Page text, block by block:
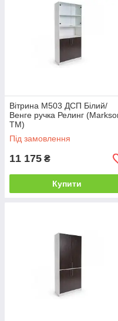
Вітрина М503 ДСП Білий/
Венге ручка Релинг
TM)
Під замовлення
11 175 ₴
Купити